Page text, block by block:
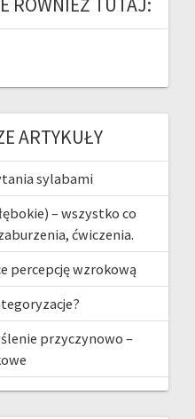
RÓWNIEŻ TUTAJ:
ARTYKUŁY
sylabami
– wszystko co
ćwiczenia.
percepcję wzrokową
przyczynowo –